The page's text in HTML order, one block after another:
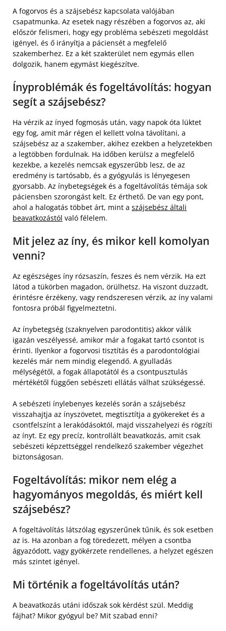
A fogorvos és a szájsebész kapcsolata valójában
csapatmunka. Az esetek nagy részében a fogorvos az, aki
először felismeri, hogy egy probléma sebészeti megoldást
igényel, és ő irányítja a páciensét a megfelelő
szakemberhez. Ez a két szakterület nem egymás ellen
dolgozik, hanem egymást kiegészítve.
Ínyproblémák és fogeltávolítás: hogyan
segít a szájsebész?
Ha vérzik az ínyed fogmosás után, vagy napok óta lüktet
egy fog, amit már régen el kellett volna távolítani, a
szájsebész az a szakember, akihez ezekben a helyzetekben
a legtöbben fordulnak. Ha időben kerülsz a megfelelő
kezekbe, a kezelés nemcsak egyszerűbb lesz, de az
eredmény is tartósabb, és a gyógyulás is lényegesen
gyorsabb. Az ínybetegségek és a fogeltávolítás témája sok
páciensben szorongást kelt. Ez érthető. De van egy pont,
ahol a halogatás többet árt, mint a szájsebész általi
beavatkozástól való félelem.
Mit jelez az íny, és mikor kell komolyan
venni?
Az egészséges íny rózsaszín, feszes és nem vérzik. Ha ezt
látod a tükörben magadon, örülhetsz. Ha viszont duzzadt,
érintésre érzékeny, vagy rendszeresen vérzik, az íny valami
fontosra próbál figyelmeztetni.
Az ínybetegség (szaknyelven parodontitis) akkor válik
igazán veszélyessé, amikor már a fogakat tartó csontot is
érinti. Ilyenkor a fogorvosi tisztítás és a parodontológiai
kezelés már nem mindig elegendő. A gyulladás
mélységétől, a fogak állapotától és a csontpusztulás
mértékétől függően sebészeti ellátás válhat szükségessé.
A sebészeti ínylebenyes kezelés során a szájsebész
visszahajtja az ínyszövetet, megtisztítja a gyökereket és a
csontfelszínt a lerakódásoktól, majd visszahelyezi és rögzíti
az ínyt. Ez egy precíz, kontrollált beavatkozás, amit csak
sebészeti képzettséggel rendelkező szakember végezhet
biztonságosan.
Fogeltávolítás: mikor nem elég a
hagyományos megoldás, és miért kell
szájsebész?
A fogeltávolítás látszólag egyszerűnek tűnik, és sok esetben
az is. Ha azonban a fog töredezett, mélyen a csontba
ágyazódott, vagy gyökérzete rendellenes, a helyzet egészen
más szintet igényel.
Mi történik a fogeltávolítás után?
A beavatkozás utáni időszak sok kérdést szül. Meddig
fájhat? Mikor gyógyul be? Mit szabad enni?